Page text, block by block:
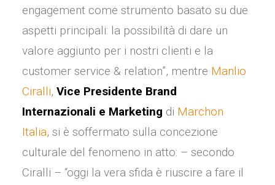
engagement come strumento basato su due
aspetti principali: la possibilità di dare un
valore aggiunto per i nostri clienti e la
customer service & relation”, mentre Manlio
Ciralli, Vice Presidente Brand
Internazionali e Marketing di Marchon
Italia, si è soffermato sulla concezione
culturale del fenomeno in atto: – secondo
Ciralli – “oggi la vera sfida è riuscire a fare il